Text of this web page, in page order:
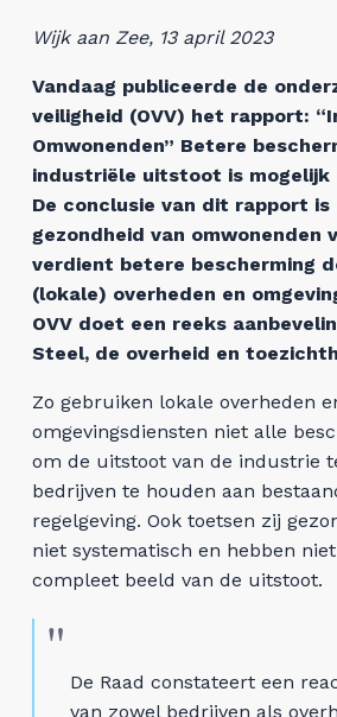
massaschadeclaim
Informatie over de aangifte
Over ons
Veelgestelde vragen
Feiten & Cijfers
Tata Steel livestream
De buren van Tata Steel
Nieuwsbrief
Teken de petitie
Doneer nu
Doe mee aan de
Wijk aan Zee, 13 april 2023
Vandaag publiceerde de
veiligheid (OVV) het rapport:
Omwonenden” Betere
industriële uitstoot is mogelijk
De conclusie van dit rapport is
gezondheid van omwonenden
verdient betere bescherming
(lokale) overheden en
OVV doet een reeks
Steel, de overheid en
Zo gebruiken lokale overheden
omgevingsdiensten niet alle
om de uitstoot van de industrie
bedrijven te houden aan
regelgeving. Ook toetsen zij
niet systematisch en hebben
compleet beeld van de uitstoot.
De Raad constateert een
van zowel bedrijven als